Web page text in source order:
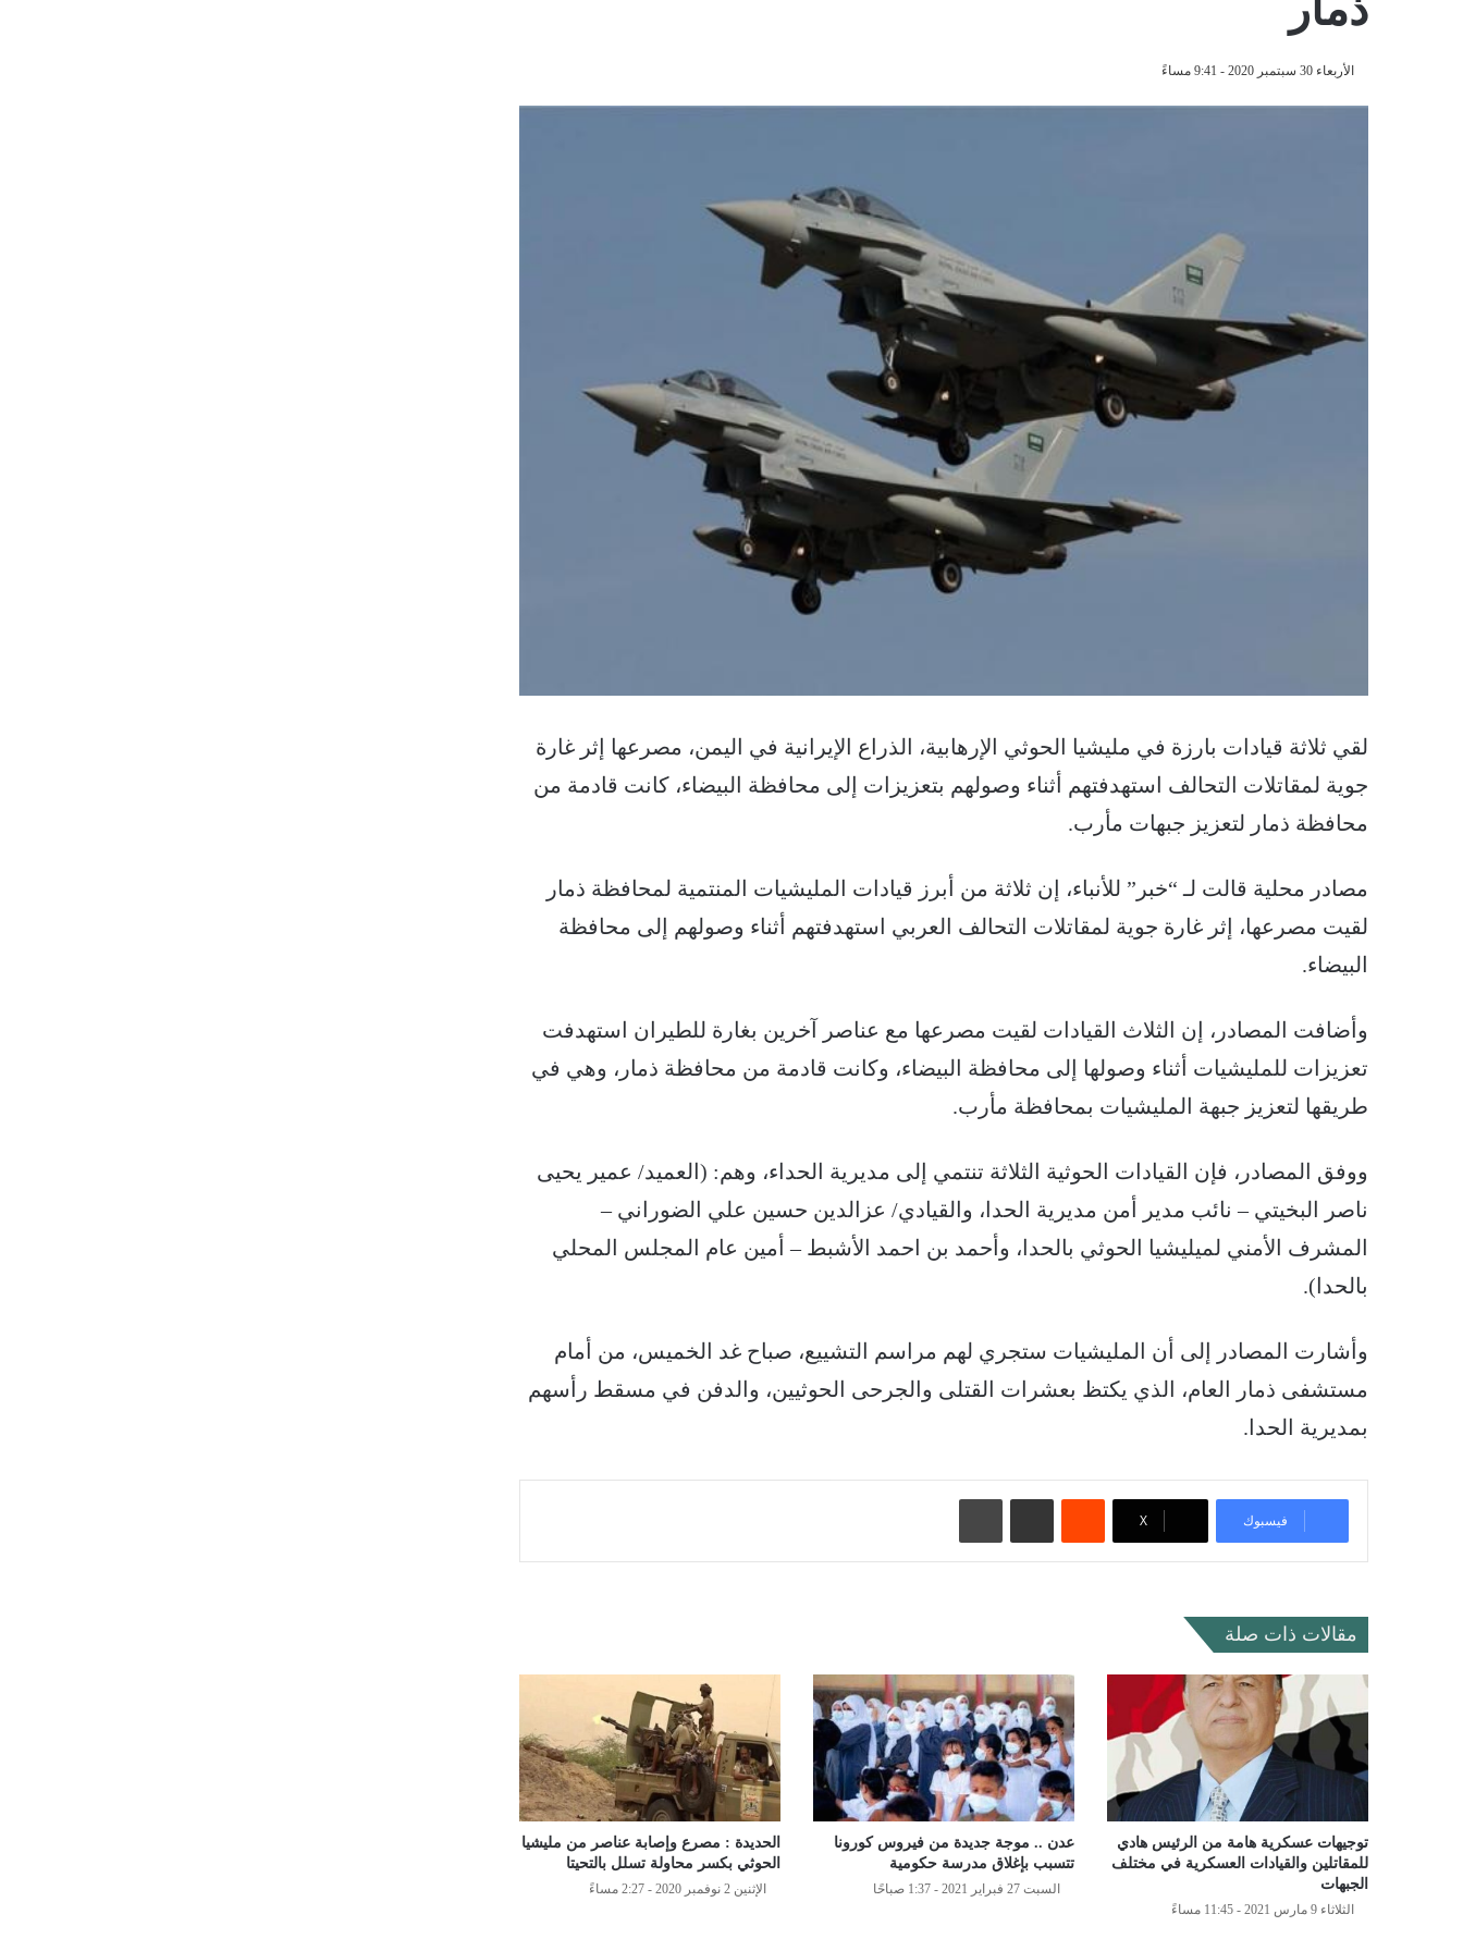
الأربعاء 30 سبتمبر 2020 - 9:41 مساءً
لقي ثلاثة قيادات بارزة في مليشيا الحوثي الإرهابية، الذراع الإيرانية في اليمن، مصرعها إثر غارة
جوية لمقاتلات التحالف استهدفتهم أثناء وصولهم بتعزيزات إلى محافظة البيضاء، كانت قادمة من
محافظة ذمار لتعزيز جبهات مأرب.
مصادر محلية قالت لـ “خبر” للأنباء، إن ثلاثة من أبرز قيادات المليشيات المنتمية لمحافظة ذمار
لقيت مصرعها، إثر غارة جوية لمقاتلات التحالف العربي استهدفتهم أثناء وصولهم إلى محافظة
البيضاء.
وأضافت المصادر، إن الثلاث القيادات لقيت مصرعها مع عناصر آخرين بغارة للطيران استهدفت
تعزيزات للمليشيات أثناء وصولها إلى محافظة البيضاء، وكانت قادمة من محافظة ذمار، وهي في
طريقها لتعزيز جبهة المليشيات بمحافظة مأرب.
ووفق المصادر، فإن القيادات الحوثية الثلاثة تنتمي إلى مديرية الحداء، وهم: (العميد/ عمير يحيى
ناصر البخيتي – نائب مدير أمن مديرية الحدا، والقيادي/ عزالدين حسين علي الضوراني –
المشرف الأمني لميليشيا الحوثي بالحدا، وأحمد بن احمد الأشبط – أمين عام المجلس المحلي
بالحدا).
وأشارت المصادر إلى أن المليشيات ستجري لهم مراسم التشييع، صباح غد الخميس، من أمام
مستشفى ذمار العام، الذي يكتظ بعشرات القتلى والجرحى الحوثيين، والدفن في مسقط رأسهم
بمديرية الحدا.
فيسبوك ‫X
مقالات ذات صلة
توجيهات عسكرية هامة من الرئيس هادي
للمقاتلين والقيادات العسكرية في مختلف
الجبهات
الثلاثاء 9 مارس 2021 - 11:45 مساءً
عدن .. موجة جديدة من فيروس كورونا
تتسبب بإغلاق مدرسة حكومية
السبت 27 فبراير 2021 - 1:37 صباحًا
الحديدة : مصرع وإصابة عناصر من مليشيا
الحوثي بكسر محاولة تسلل بالتحيتا
الإثنين 2 نوفمبر 2020 - 2:27 مساءً